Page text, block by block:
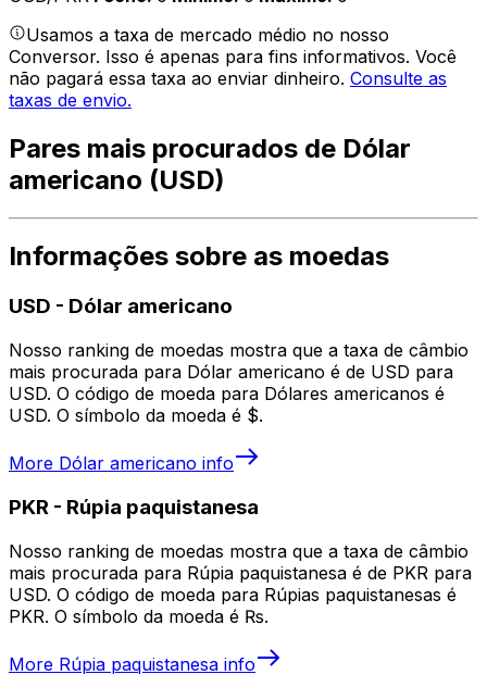
Usamos a taxa de mercado médio no nosso
Conversor. Isso é apenas para fins informativos. Você
não pagará essa taxa ao enviar dinheiro. Consulte as
taxas de envio.
Pares mais procurados de Dólar
americano (USD)
Informações sobre as moedas
USD - Dólar americano
Nosso ranking de moedas mostra que a taxa de câmbio
mais procurada para Dólar americano é de USD para
USD. O código de moeda para Dólares americanos é
USD. O símbolo da moeda é $.
More Dólar americano info
PKR - Rúpia paquistanesa
Nosso ranking de moedas mostra que a taxa de câmbio
mais procurada para Rúpia paquistanesa é de PKR para
USD. O código de moeda para Rúpias paquistanesas é
PKR. O símbolo da moeda é ₨.
More Rúpia paquistanesa info